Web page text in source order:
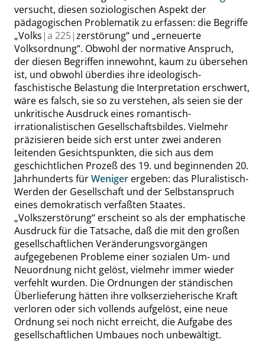
versucht, diesen soziologischen Aspekt der
pädagogischen Problematik zu erfassen: die Begriffe
„Volks |a 225|zerstörung“ und „erneuerte
Volksordnung“. Obwohl der normative Anspruch,
der diesen Begriffen innewohnt, kaum zu übersehen
ist, und obwohl überdies ihre ideologisch-
faschistische Belastung die Interpretation erschwert,
wäre es falsch, sie so zu verstehen, als seien sie der
unkritische Ausdruck eines romantisch-
irrationalistischen Gesellschaftsbildes. Vielmehr
präzisieren beide sich erst unter zwei anderen
leitenden Gesichtspunkten, die sich aus dem
geschichtlichen Prozeß des 19. und beginnenden 20.
Jahrhunderts fürWeniger ergeben: das Pluralistisch-
Werden der Gesellschaft und der Selbstanspruch
eines demokratisch verfaßten Staates.
„Volkszerstörung“ erscheint so als der emphatische
Ausdruck für die Tatsache, daß die mit den großen
gesellschaftlichen Veränderungsvorgängen
aufgegebenen Probleme einer sozialen Um- und
Neuordnung nicht gelöst, vielmehr immer wieder
verfehlt wurden. Die Ordnungen der ständischen
Überlieferung hätten ihre volkserzieherische Kraft
verloren oder sich vollends aufgelöst, eine neue
Ordnung sei noch nicht erreicht, die Aufgabe des
gesellschaftlichen Umbaues noch unbewältigt.